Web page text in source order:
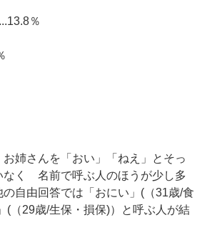
％
姉さんを「おい」「ねえ」とそっ
なく 名前で呼ぶ人のほうが少し多
自由回答では「おにい」(（31歳/食
(（29歳/生保・損保)）と呼ぶ人が結